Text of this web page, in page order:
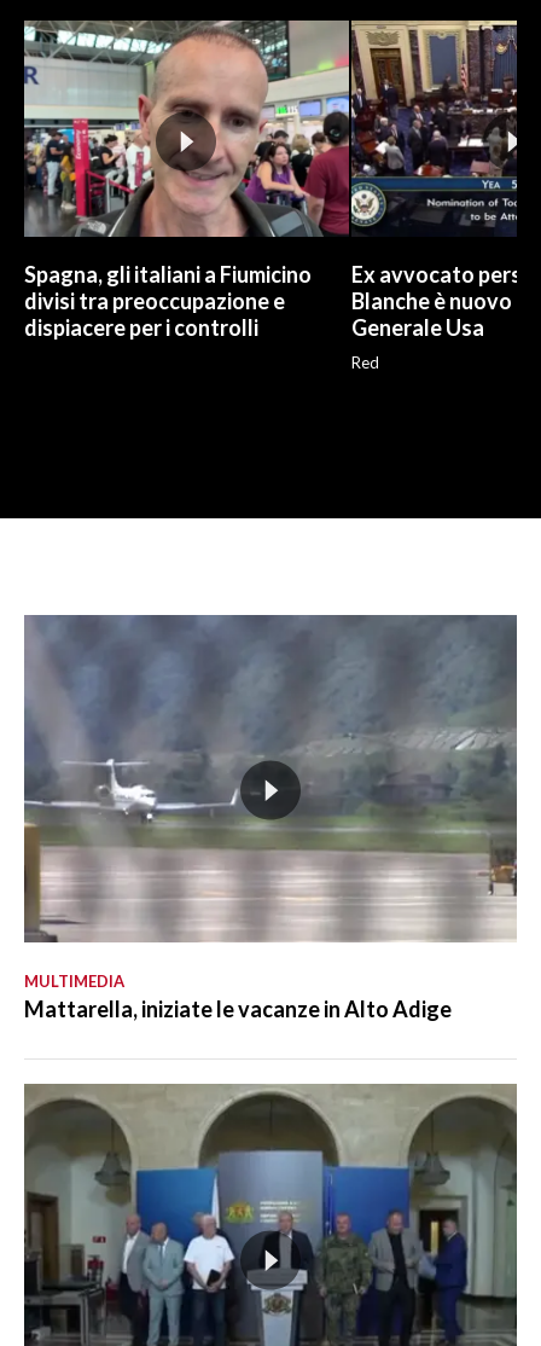
Spagna, gli italiani a Fiumicino
divisi tra preoccupazione e
dispiacere per i controlli
Ex avvocato
Blanche è nuovo
Generale Usa
Red
MULTIMEDIA
Mattarella, iniziate le vacanze in Alto Adige